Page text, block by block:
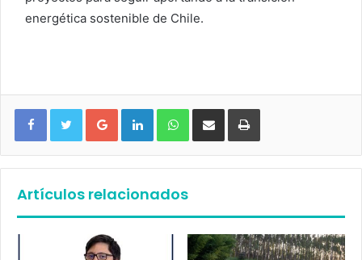
energética sostenible de Chile.
Google+ LinkedIn WhatsApp
Artículos relacionados